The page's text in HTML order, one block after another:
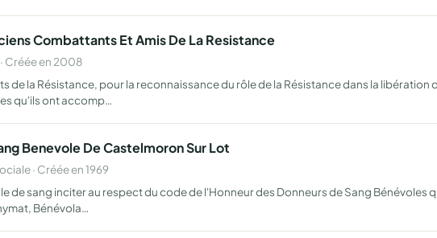
Combattants Et Amis De La Resistance
Créée en 2008
de la Résistance, pour la reconnaissance du rôle de la Résistance dans la libération
qu'ils ont accomp…
Benevole De Castelmoron Sur Lot
· Créée en 1969
de sang inciter au respect du code de l'Honneur des Donneurs de Sang Bénévoles
Bénévola…